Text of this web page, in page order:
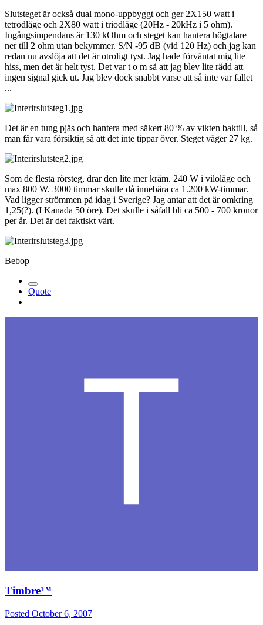
Slutsteget är också dual mono-uppbyggt och ger 2X150 watt i
tetrodläge och 2X80 watt i triodläge (20Hz - 20kHz i 5 ohm).
Ingångsimpendans är 130 kOhm och steget kan hantera högtalare
ner till 2 ohm utan bekymmer. S/N -95 dB (vid 120 Hz) och jag kan
redan nu avslöja att det är otroligt tyst. Jag hade förväntat mig lite
hiss, men det är helt tyst. Det var t o m så att jag blev lite rädd att
ingen signal gick ut. Jag blev dock snabbt varse att så inte var fallet
...
Det är en tung pjäs och hantera med säkert 80 % av vikten baktill, så
man får vara försiktig så att det inte tippar över. Steget väger 27 kg.
Som de flesta rörsteg, drar den lite mer kräm. 240 W i viloläge och
max 800 W. 3000 timmar skulle då innebära ca 1.200 kW-timmar.
Vad ligger strömmen på idag i Sverige? Jag antar att det är omkring
1,25(?). (I Kanada 50 öre). Det skulle i såfall bli ca 500 - 700 kronor
per år. Det är det faktiskt värt.
Bebop
Quote
Timbre™
Posted October 6, 2007